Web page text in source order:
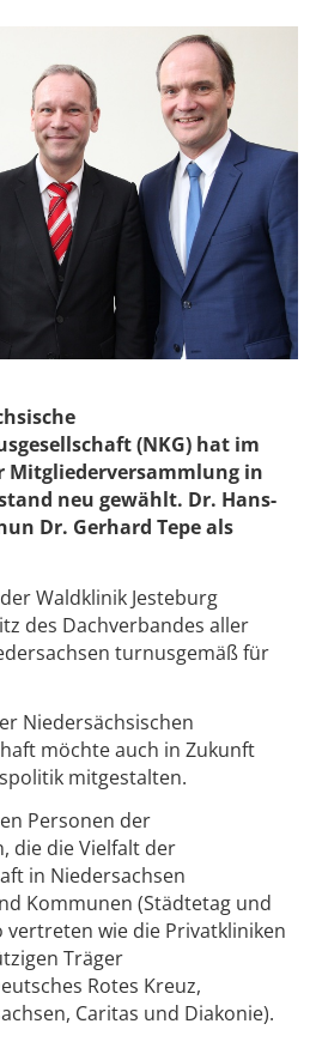
(NKG) hat im
Mitgliederversammlung in
neu gewählt. Dr. Hans-
Dr. Gerhard Tepe als
Waldklinik Jesteburg
des Dachverbandes aller
turnusgemäß für
Niedersächsischen
möchte auch in Zukunft
mitgestalten.
Personen der
die die Vielfalt der
in Niedersachsen
Kommunen (Städtetag und
vertreten wie die Privatkliniken
Träger
Rotes Kreuz,
Caritas und Diakonie).